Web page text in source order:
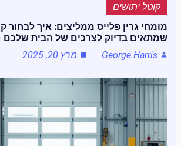
קוטל יתושים
מומחי גרין פלייס ממליצים: איך לבחור
שמתאים בדיוק לצרכים של הבית שלכם
George Harris
מרץ 20, 2025